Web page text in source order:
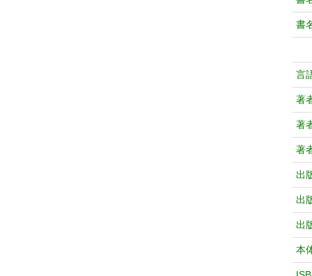
書
言
著
著
著
出
出
出
本